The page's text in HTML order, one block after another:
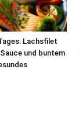
Lachsfilet
und buntem